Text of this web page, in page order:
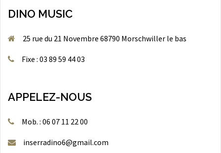
DINO MUSIC
25 rue du 21 Novembre 68790 Morschwiller le bas
Fixe : 03 89 59 44 03
APPELEZ-NOUS
Mob. : 06 07 11 22 00
inserradino6@gmail.com